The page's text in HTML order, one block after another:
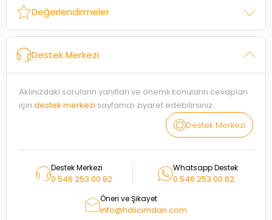
Değerlendirmeler
Destek Merkezi
Aklınızdaki soruların yanıtları ve önemli konuların cevapları
için destek merkezi sayfamızı ziyaret edebilirsiniz.
Destek Merkezi
Destek Merkezi
0 546 253 00 82
Whatsapp Destek
0 546 253 00 82
Öneri ve Şikayet
info@halicimdan.com